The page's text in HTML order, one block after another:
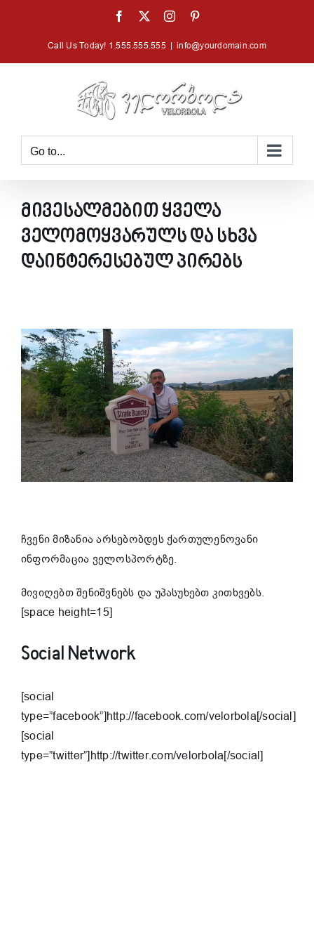
Facebook Instagram
Call Us Today! 1.555.555.555 info@yourdomain.com
Go to...
მივესალმებით ყველა
ველომოყვარულს და სხვა
დაინტერესებულ პირებს
ჩვენი მიზანია არსებობდეს ქართულენოვანი
ინფორმაცია ველოსპორტზე.
მივიღებთ შენიშვნებს და უპასუხებთ კითხვებს.
[space height=15]
Social Network
[social
type=”facebook”]http://facebook.com/velorbola[/social]
[social
type=”twitter”]http://twitter.com/velorbola[/social]